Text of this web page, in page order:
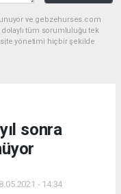
ve gebzehurses.com
dolaylı tüm sorumluluğu tek
site yönetimi hiçbir şekilde
sonra
- 14:34